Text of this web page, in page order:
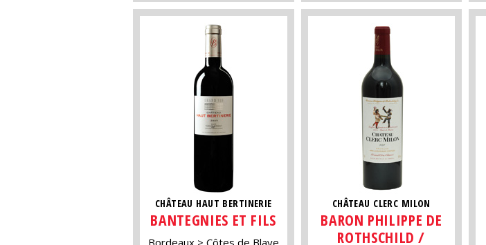
CHÂTEAU HAUT BERTINERIE
BANTEGNIES ET FILS
Bordeaux
Côtes de Blaye
CHÂTEAU CLERC MILON
BARON PHILIPPE DE
ROTHSCHILD /